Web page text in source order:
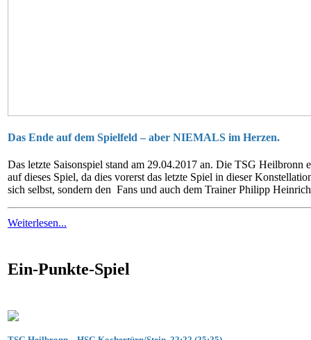
Das Ende auf dem Spielfeld – aber NIEMALS im Herzen.
Das letzte Saisonspiel stand am 29.04.2017 an. Die TSG
auf dieses Spiel, da dies vorerst das letzte Spiel in dieser
sich selbst, sondern den Fans und auch dem Trainer Philipp
Weiterlesen...
Ein-Punkte-Spiel